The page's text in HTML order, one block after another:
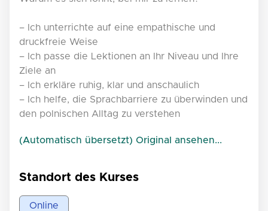
– Ich unterrichte auf eine empathische und
druckfreie Weise
– Ich passe die Lektionen an Ihr Niveau und Ihre
Ziele an
– Ich erkläre ruhig, klar und anschaulich
– Ich helfe, die Sprachbarriere zu überwinden und
den polnischen Alltag zu verstehen
(Automatisch übersetzt) Original ansehen...
Standort des Kurses
Online